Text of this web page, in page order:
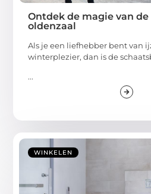
Ontdek de magie van
oldenzaal
Als je een liefhebber bent van
winterplezier, dan is de
...
WINKELEN